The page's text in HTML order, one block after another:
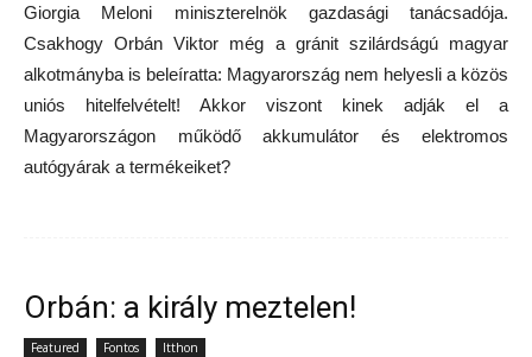
Giorgia Meloni miniszterelnök gazdasági tanácsadója.
Csakhogy Orbán Viktor még a gránit szilárdságú magyar
alkotmányba is beleíratta: Magyarország nem helyesli a közös
uniós hitelfelvételt! Akkor viszont kinek adják el a
Magyarországon működő akkumulátor és elektromos
autógyárak a termékeiket?
Orbán: a király meztelen!
Featured Fontos Itthon